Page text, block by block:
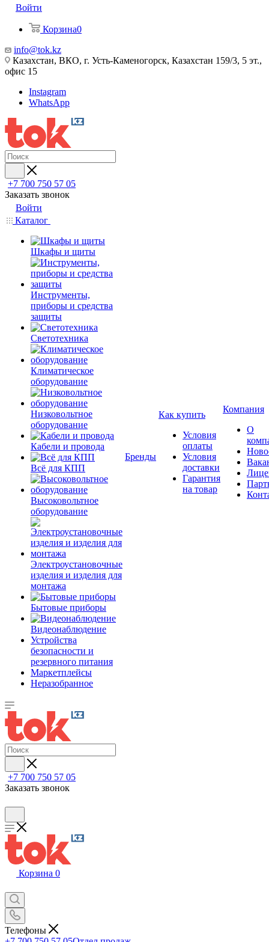
Войти
Корзина0
info@tok.kz
Казахстан, ВКО, г. Усть-Каменогорск, Казахстан 159/3, 5 эт.,
офис 15
Instagram
WhatsApp
+7 700 750 57 05
Заказать звонок
Войти
Каталог
Шкафы и щиты
Инструменты,
приборы и средства
защиты
Светотехника
Климатическое
оборудование
Низковольтное
оборудование
Кабели и провода
Всё для КПП
Высоковольтное
оборудование
Электроустановочные
изделия и изделия для
монтажа
Бытовые приборы
Видеонаблюдение
Устройства
безопасности и
резервного питания
Маркетплейсы
Неразобранное
Бренды
Как купить
Условия
оплаты
Условия
доставки
Гарантия
на товар
Компания
О
+7 700 750 57 05
Заказать звонок
Корзина 0
Телефоны